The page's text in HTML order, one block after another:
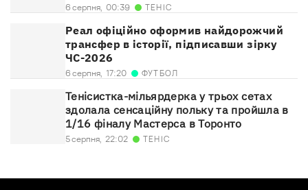
6 серпня, 00:39 ТЕНІС
Реал офіційно оформив найдорожчий
трансфер в історії, підписавши зірку
ЧС-2026
6 серпня, 17:20 ФУТБОЛ
Тенісистка-мільярдерка у трьох сетах
здолала сенсаційну польку та пройшла в
1/16 фіналу Мастерса в Торонто
5 серпня, 22:02 ТЕНІС